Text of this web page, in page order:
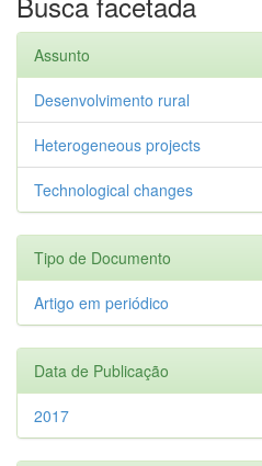
Assunto
Desenvolvimento rural
Heterogeneous projects
Technological changes
Tipo de Documento
Artigo em periódico
Data de Publicação
2017